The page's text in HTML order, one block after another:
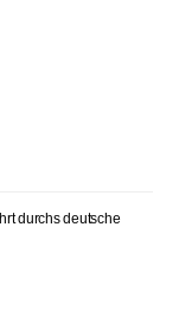
durchs deutsche